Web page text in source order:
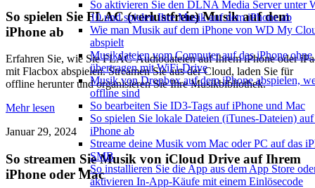
So aktivieren Sie den DLNA Media Server unter
10 und spielen Ihre Musik auf dem iPhone ab
Wie man Musik auf dem iPhone von WD My
abspielt
Musikdateien vom Computer auf das iPhone ohne
übertragen mit WiFi-Drive
Musik von Dropbox auf dem iPhone abspielen,
offline sind
So bearbeiten Sie ID3-Tags auf iPhone und Mac
So spielen Sie lokale Dateien (iTunes-Dateien)
iPhone ab
Streame deine Musik vom Mac oder PC auf das
SMB
So installieren Sie die App aus dem App Store
aktivieren In-App-Käufe mit einem Einlösecode
So spielen Sie FLAC (verlustfreie) Musik auf dem
iPhone ab
Erfahren Sie, wie Sie FLAC-Audiodateien auf Ihrem iPhone oder
mit Flacbox abspielen. Streamen Sie aus der Cloud, laden Sie für
offline herunter und organisieren Sie Ihre Musikbibliothek.
Mehr lesen
Januar 29, 2024
So streamen Sie Musik von iCloud Drive auf Ihrem
iPhone oder Mac